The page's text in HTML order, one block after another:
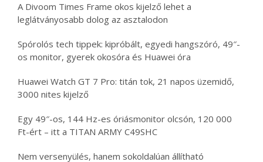
A Divoom Times Frame okos kijelző lehet a
leglátványosabb dolog az asztalodon
Spórolós tech tippek: kipróbált, egyedi hangszóró, 49″-
os monitor, gyerek okosóra és Huawei óra
Huawei Watch GT 7 Pro: titán tok, 21 napos üzemidő,
3000 nites kijelző
Egy 49″-os, 144 Hz-es óriásmonitor olcsón, 120 000
Ft-ért – itt a TITAN ARMY C49SHC
Nem versenyülés, hanem sokoldalúan állítható